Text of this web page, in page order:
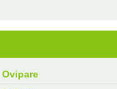
Ovipare